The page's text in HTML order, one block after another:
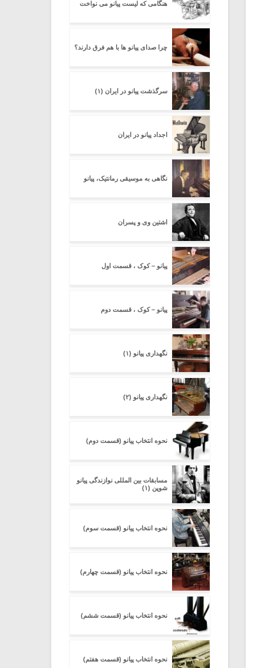
هنگامی که لیست پیانو می نواخت
چرا صدای پیانو ها با هم فرق دارند؟
سرگذشت پیانو در ایران (۱)
اجداد پیانو در ایران
نگاهی به موسیقی رمانتیک، پیانو
اشتین وی و پسران
پیانو – کوک ، قسمت اول
پیانو – کوک ، قسمت دوم
نگهداری پیانو (۱)
نگهداری پیانو (۲)
نحوه انتخاب پیانو (قسمت دوم)
مسابقات بین المللی نوازندگی پیانو
شوپن (۱)
نحوه انتخاب پیانو (قسمت سوم)
نحوه انتخاب پیانو (قسمت چهارم)
نحوه انتخاب پیانو (قسمت ششم)
نحوه انتخاب پیانو (قسمت هفتم)